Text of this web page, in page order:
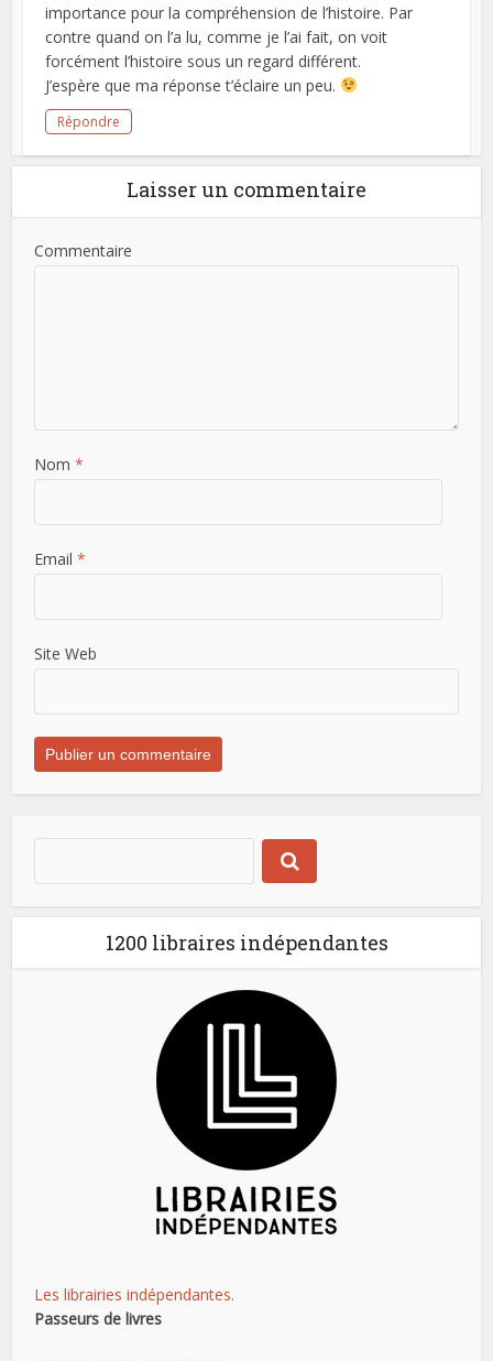
importance pour la compréhension de l’histoire. Par
contre quand on l’a lu, comme je l’ai fait, on voit
forcément l’histoire sous un regard différent.
J’espère que ma réponse t’éclaire un peu.
Répondre
Laisser un commentaire
Commentaire
Nom *
Email *
Site Web
1200 libraires indépendantes
Les librairies indépendantes.
Passeurs de livres